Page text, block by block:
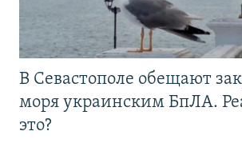
В Севастополе обещают
моря украинским БпЛА.
это?